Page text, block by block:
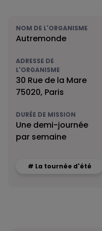
NOM DE L'ORGANISME
Autremonde
ADRESSE DE
L'ORGANISME
30 Rue de la Mare
75020, Paris
DURÉE DE MISSION
Une demi-journée
par semaine
# La tournée d'été